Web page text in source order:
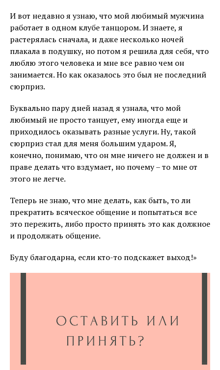
И вот недавно я узнаю, что мой любимый мужчина
работает в одном клубе танцором. И знаете, я
растерялась сначала, и даже несколько ночей
плакала в подушку, но потом я решила для себя, что
люблю этого человека и мне все равно чем он
занимается. Но как оказалось это был не последний
сюрприз.
Буквально пару дней назад я узнала, что мой
любимый не просто танцует, ему иногда еще и
приходилось оказывать разные услуги. Ну, такой
сюрприз стал для меня большим ударом. Я,
конечно, понимаю, что он мне ничего не должен и в
праве делать что вздумает, но почему – то мне от
этого не легче.
Теперь не знаю, что мне делать, как быть, то ли
прекратить всяческое общение и попытаться все
это пережить, либо просто принять это как должное
и продолжать общение.
Буду благодарна, если кто-то подскажет выход!»